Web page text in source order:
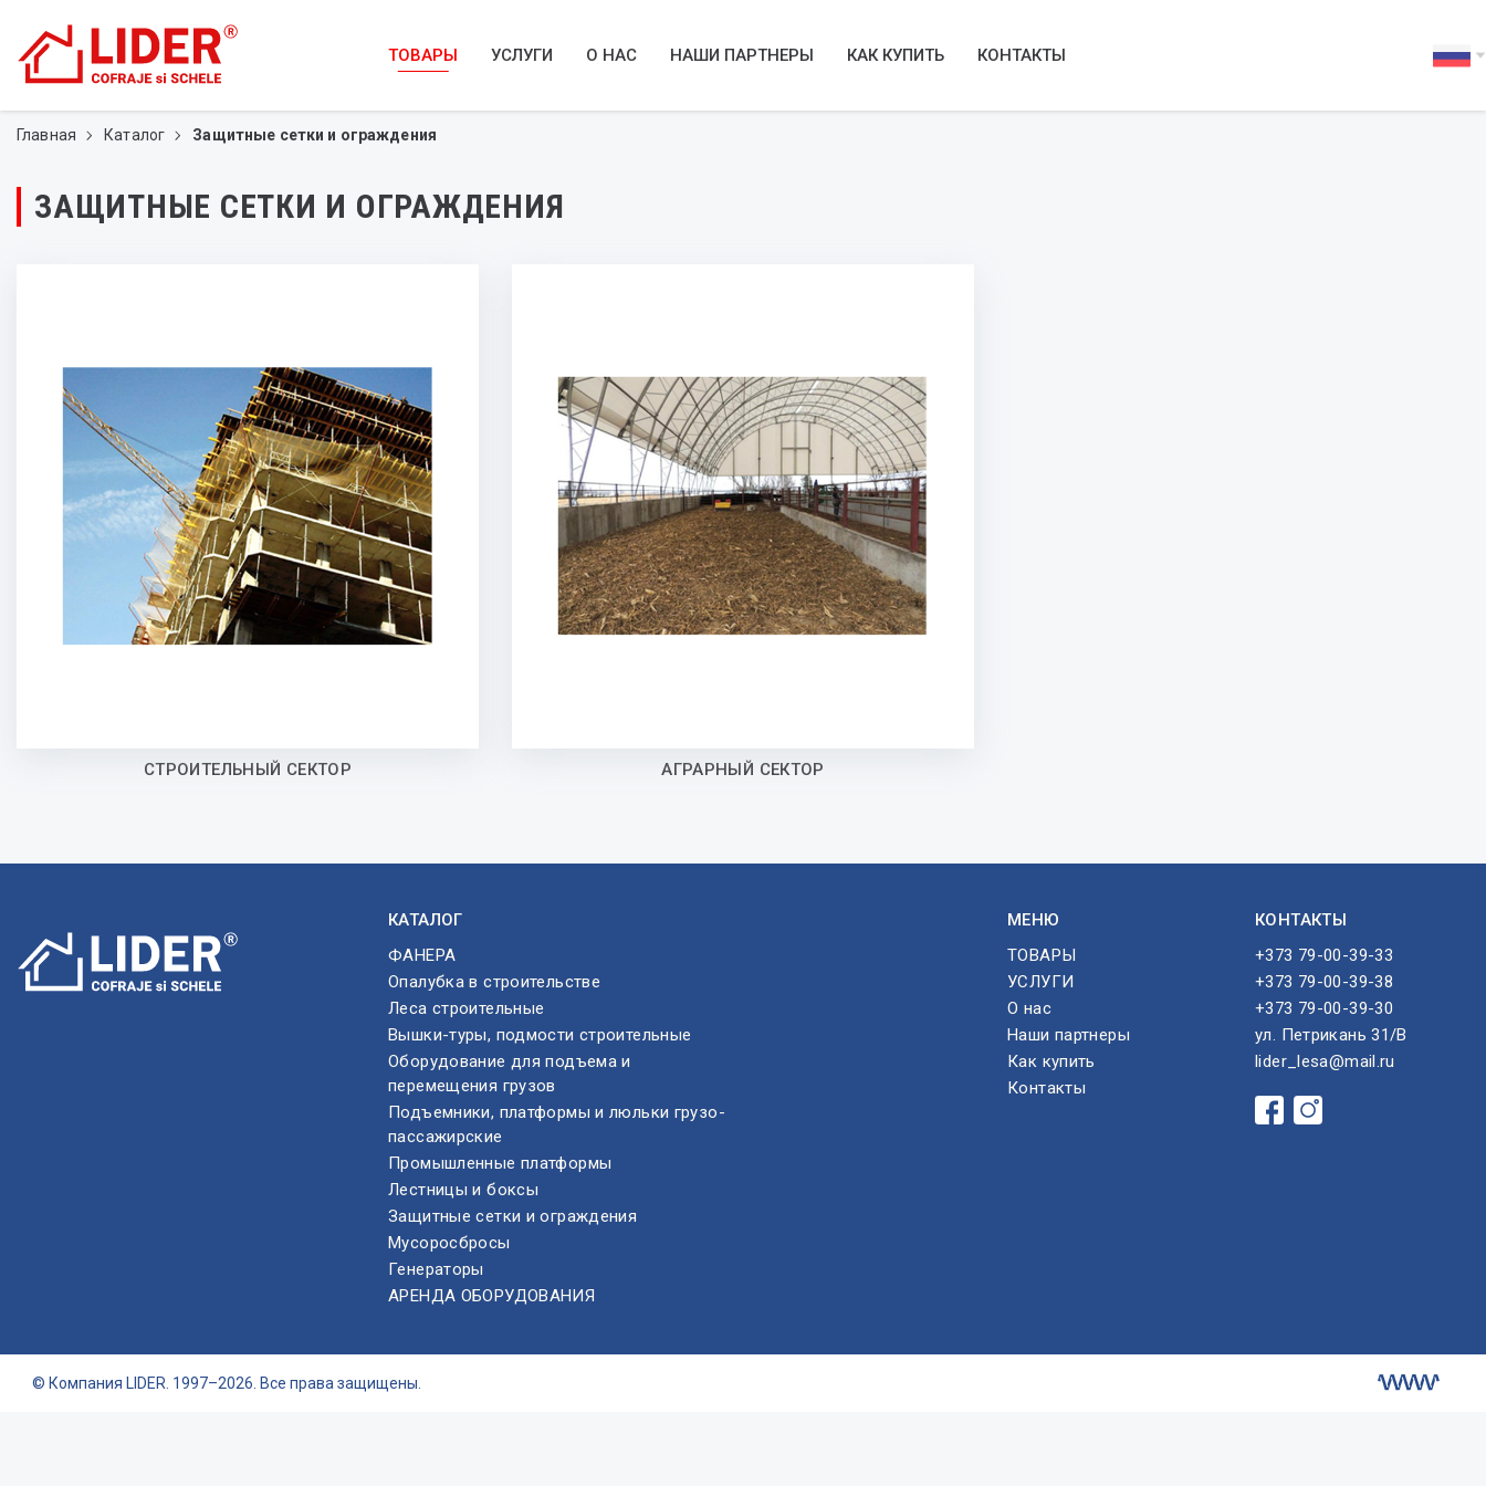
ТОВАРЫ УСЛУГИ О НАС НАШИ ПАРТНЕРЫ КАК КУПИТЬ КОНТАКТЫ
Главная Каталог Защитные сетки и ограждения
ЗАЩИТНЫЕ СЕТКИ И ОГРАЖДЕНИЯ
СТРОИТЕЛЬНЫЙ СЕКТОР АГРАРНЫЙ СЕКТОР
КАТАЛОГ
ФАНЕРА
Опалубка в строительстве
Леса строительные
Вышки-туры, подмости строительные
Оборудование для подъема и
перемещения грузов
Подъемники, платформы и люльки грузо-
пассажирские
Промышленные платформы
Лестницы и боксы
Защитные сетки и ограждения
Мусоросбросы
Генераторы
АРЕНДА ОБОРУДОВАНИЯ
МЕНЮ
ТОВАРЫ
УСЛУГИ
О нас
Наши партнеры
Как купить
Контакты
КОНТАКТЫ
+373 79-00-39-33
+373 79-00-39-38
+373 79-00-39-30
ул. Петрикань 31/B
lider_lesa@mail.ru
© Компания LIDER. 1997–2026. Все права защищены.